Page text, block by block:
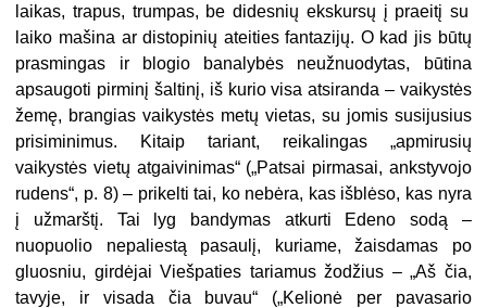
laikas, trapus, trumpas, be didesnių ekskursų į praeitį su
laiko mašina ar distopinių ateities fantazijų. O kad jis būtų
prasmingas ir blogio banalybės neužnuodytas, būtina
apsaugoti pirminį šaltinį, iš kurio visa atsiranda – vaikystės
žemę, brangias vaikystės metų vietas, su jomis susijusius
prisiminimus. Kitaip tariant, reikalingas „apmirusių
vaikystės vietų atgaivinimas“ („Patsai pirmasai, ankstyvojo
rudens“, p. 8) – prikelti tai, ko nebėra, kas išblėso, kas nyra
į užmarštį. Tai lyg bandymas atkurti Edeno sodą –
nuopuolio nepaliestą pasaulį, kuriame, žaisdamas po
gluosniu, girdėjai Viešpaties tariamus žodžius – „Aš čia,
tavyje, ir visada čia buvau“ („Kelionė per pavasario